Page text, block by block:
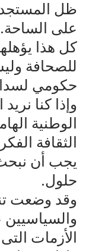
ظل
على الساحة.
كل هذا
للصحافة
حكومي لسداد
وإذا كنا
الوطنية
الثقافة
يجب أن
حلول.
وقد وضعت
والسياسيين
الأزمات